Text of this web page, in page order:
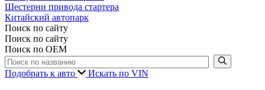
Шестерни привода стартера
Китайский автопарк
Поиск по сайту
Поиск по сайту
Поиск по ОЕМ
Подобрать к авто Искать по VIN